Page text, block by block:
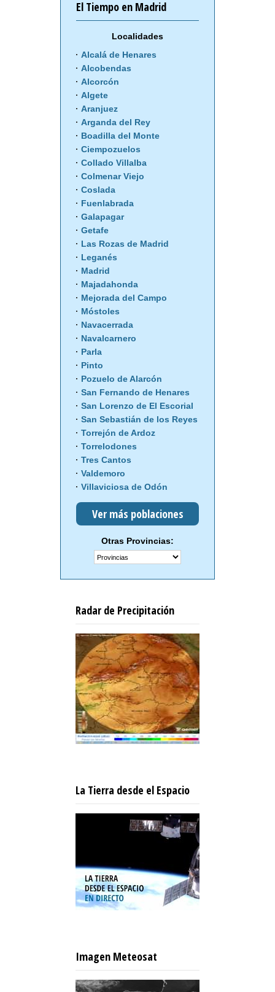
El Tiempo en Madrid
Localidades
Alcalá de Henares
Alcobendas
Alcorcón
Algete
Aranjuez
Arganda del Rey
Boadilla del Monte
Ciempozuelos
Collado Villalba
Colmenar Viejo
Coslada
Fuenlabrada
Galapagar
Getafe
Las Rozas de Madrid
Leganés
Madrid
Majadahonda
Mejorada del Campo
Móstoles
Navacerrada
Navalcarnero
Parla
Pinto
Pozuelo de Alarcón
San Fernando de Henares
San Lorenzo de El Escorial
San Sebastián de los Reyes
Torrejón de Ardoz
Torrelodones
Tres Cantos
Valdemoro
Villaviciosa de Odón
Ver más poblaciones
Otras Provincias:
Radar de Precipitación
La Tierra desde el Espacio
Imagen Meteosat